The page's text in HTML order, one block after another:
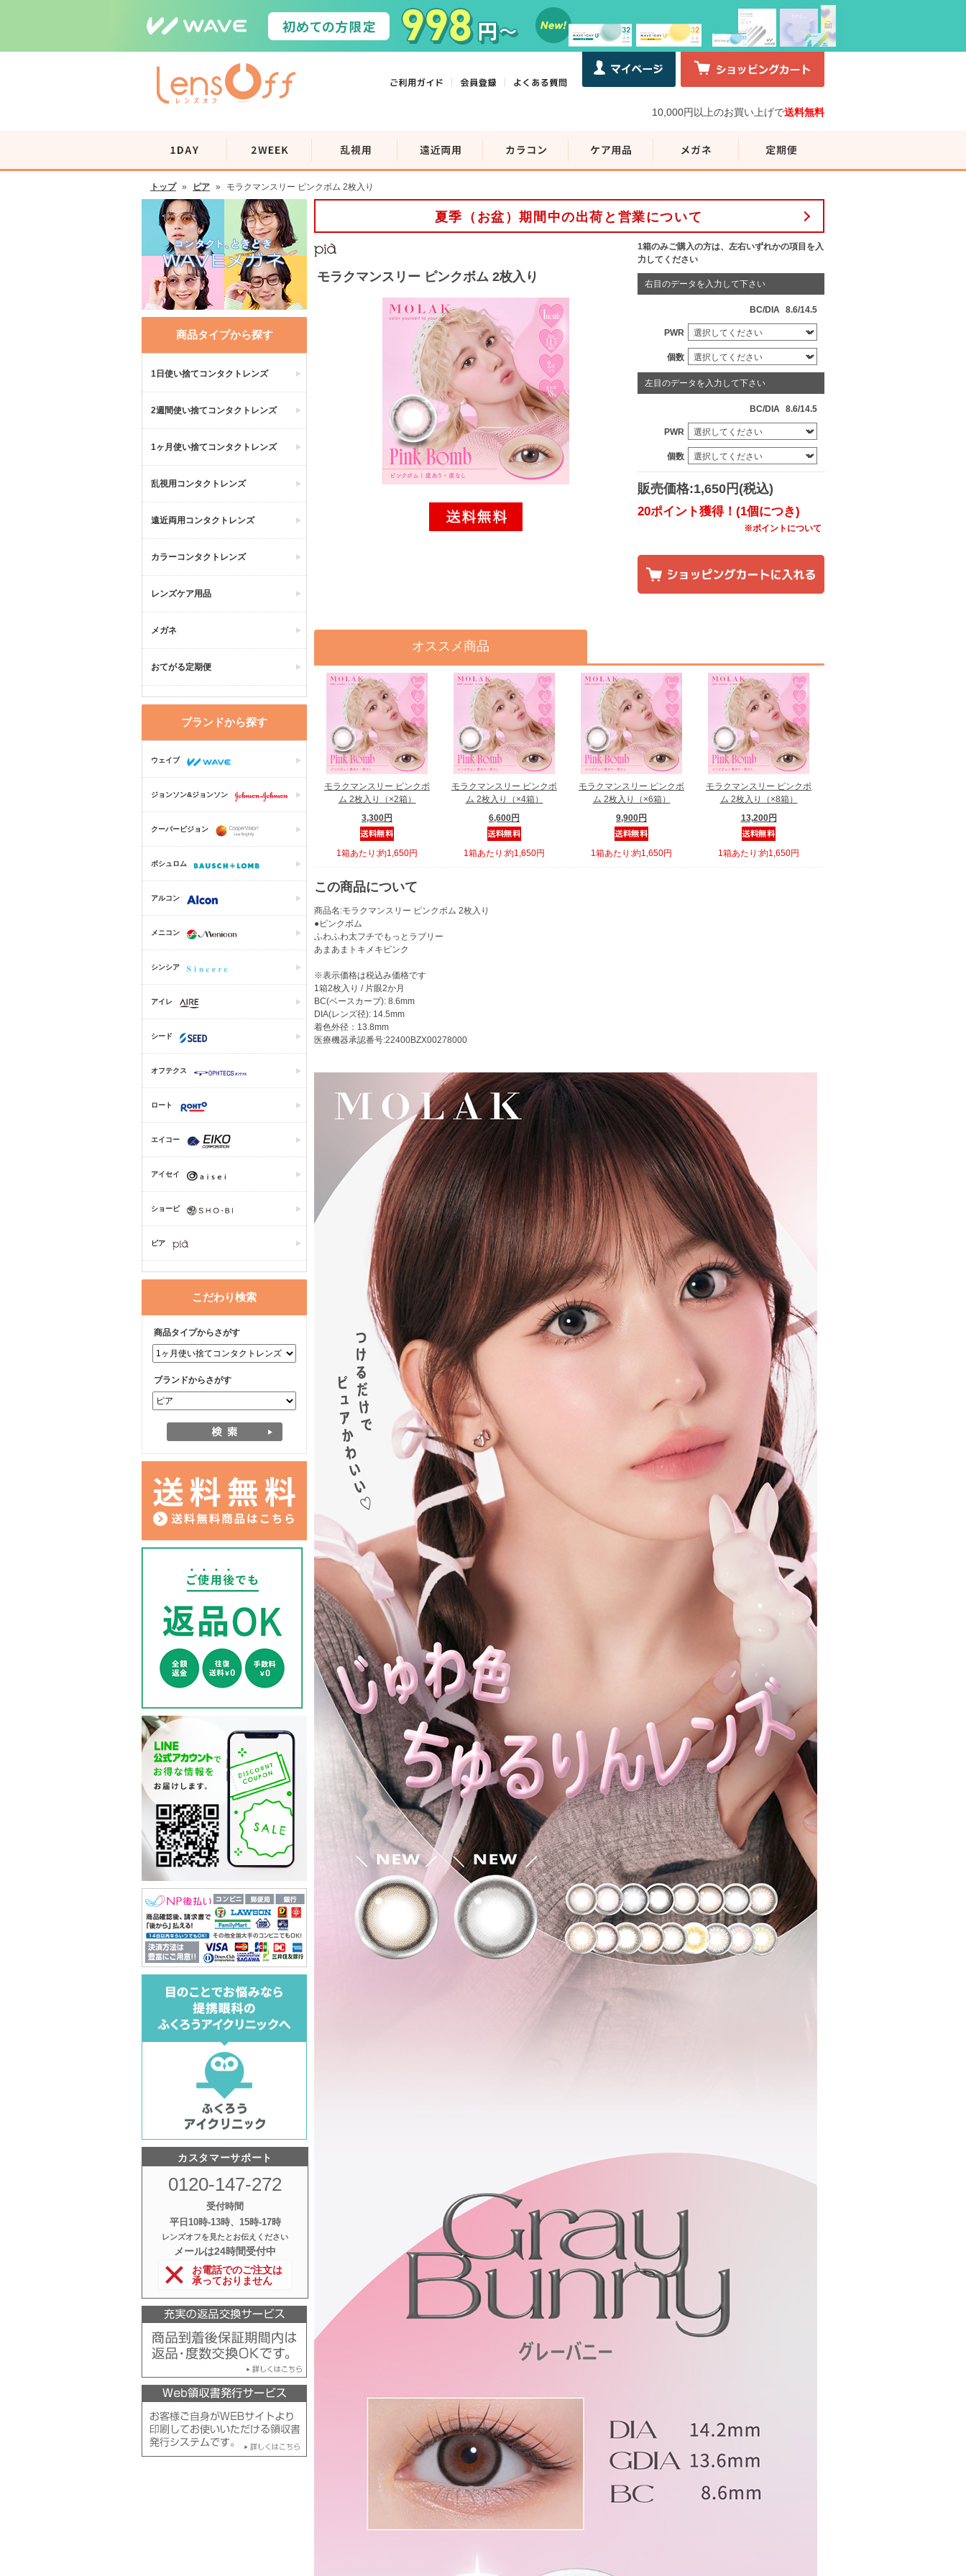
10,000円以上のお買い上げで送料無料
トップ » ピア » モラクマンスリー ピンクボム 2枚入り
商品タイプから探す
1日使い捨てコンタクトレンズ
2週間使い捨てコンタクトレンズ
1ヶ月使い捨てコンタクトレンズ
乱視用コンタクトレンズ
遠近両用コンタクトレンズ
カラーコンタクトレンズ
レンズケア用品
メガネ
おてがる定期便
ブランドから探す
ウェイブ
ジョンソン&ジョンソン
クーパービジョン
ボシュロム
アルコン
メニコン
シンシア
アイレ
シード
オフテクス
ロート
エイコー
アイセイ
ショービ
ピア
こだわり検索
商品タイプからさがす
ブランドからさがす
カスタマーサポート
0120-147-272
受付時間
平日10時‐13時、15時‐17時
レンズオフを見たとお伝えください
メールは24時間受付中
お電話でのご注文は
承っておりません
夏季（お盆）期間中の出荷と営業について
モラクマンスリー ピンクボム 2枚入り
1箱のみご購入の方は、左右いずれかの項目を入
力してください
右目のデータを入力して下さい
BC/DIA 8.6/14.5
PWR
個数
左目のデータを入力して下さい
BC/DIA 8.6/14.5
PWR
個数
販売価格:1,650円(税込)
20ポイント獲得！(1個につき)
※ポイントについて
オススメ商品
モラクマンスリー ピンクボ
ム 2枚入り（×2箱）
3,300円
1箱あたり:約1,650円
モラクマンスリー ピンクボ
ム 2枚入り（×4箱）
6,600円
1箱あたり:約1,650円
モラクマンスリー ピンクボ
ム 2枚入り（×6箱）
9,900円
1箱あたり:約1,650円
モラクマンスリー ピンクボ
ム 2枚入り（×8箱）
13,200円
1箱あたり:約1,650円
この商品について
商品名:モラクマンスリー ピンクボム 2枚入り
●ピンクボム
ふわふわ太フチでもっとラブリー
あまあまトキメキピンク
※表示価格は税込み価格です
1箱2枚入り / 片眼2か月
BC(ベースカーブ): 8.6mm
DIA(レンズ径): 14.5mm
着色外径：13.8mm
医療機器承認番号:22400BZX00278000